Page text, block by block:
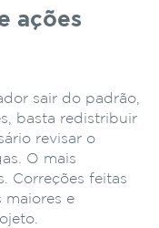
ações
sair do padrão,
basta redistribuir
revisar o
O mais
Correções feitas
maiores e